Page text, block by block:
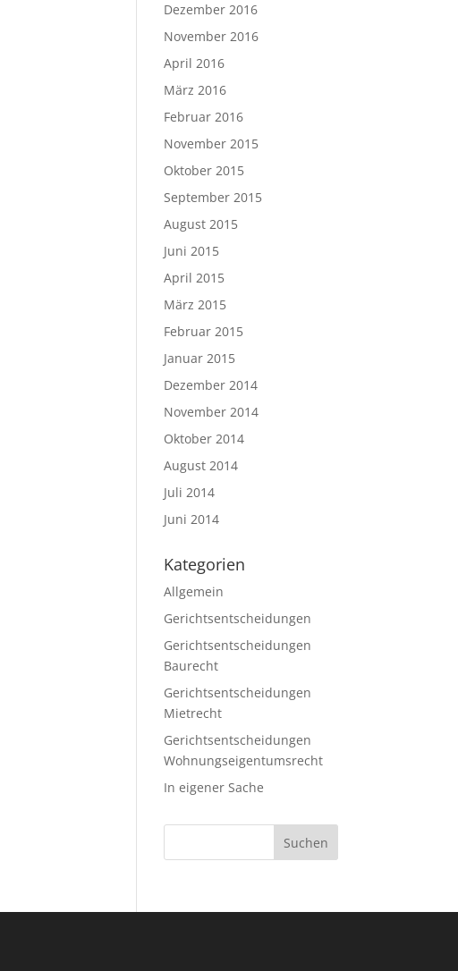
Dezember 2016
November 2016
April 2016
März 2016
Februar 2016
November 2015
Oktober 2015
September 2015
August 2015
Juni 2015
April 2015
März 2015
Februar 2015
Januar 2015
Dezember 2014
November 2014
Oktober 2014
August 2014
Juli 2014
Juni 2014
Kategorien
Allgemein
Gerichtsentscheidungen
Gerichtsentscheidungen
Baurecht
Gerichtsentscheidungen
Mietrecht
Gerichtsentscheidungen
Wohnungseigentumsrecht
In eigener Sache